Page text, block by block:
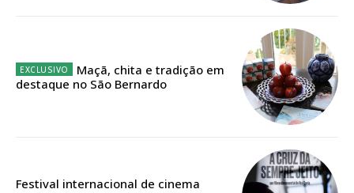
32€
Edição em papel entregue à Quinta-feira em sua
Maçã, chita e tradição em
destaque no São Bernardo
Festival internacional de cinema